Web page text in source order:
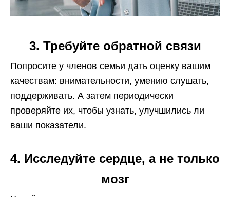
3. Требуйте обратной связи
Попросите у членов семьи дать оценку вашим
качествам: внимательности, умению слушать,
поддерживать. А затем периодически
проверяйте их, чтобы узнать, улучшились ли
ваши показатели.
4. Исследуйте сердце, а не только
мозг